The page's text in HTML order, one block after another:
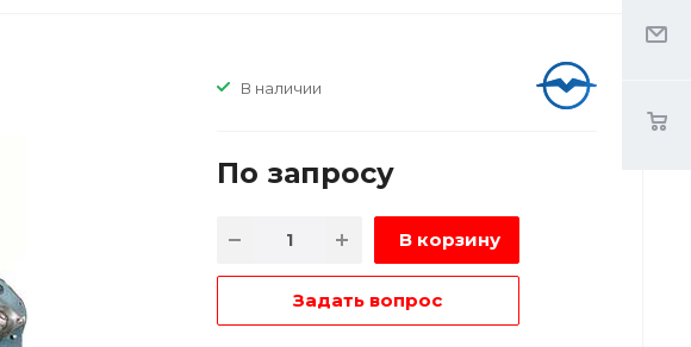
В наличии
По запросу
В корзину
Задать вопрос